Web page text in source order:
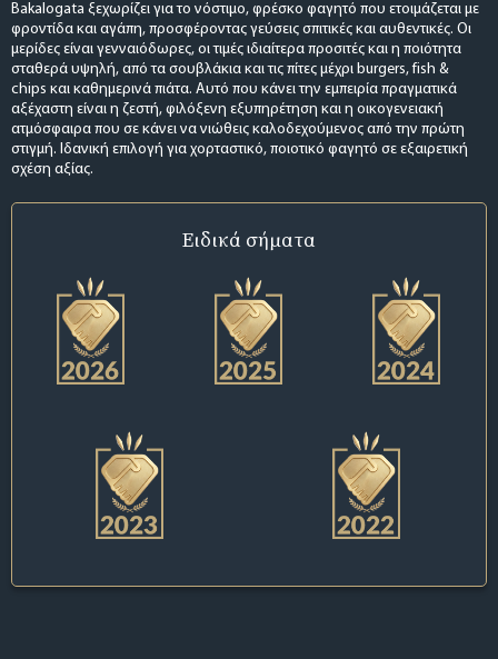
Bakalogata ξεχωρίζει για το νόστιμο, φρέσκο φαγητό που ετοιμάζεται με
φροντίδα και αγάπη, προσφέροντας γεύσεις σπιτικές και αυθεντικές. Οι
μερίδες είναι γενναιόδωρες, οι τιμές ιδιαίτερα προσιτές και η ποιότητα
σταθερά υψηλή, από τα σουβλάκια και τις πίτες μέχρι burgers, fish &
chips και καθημερινά πιάτα. Αυτό που κάνει την εμπειρία πραγματικά
αξέχαστη είναι η ζεστή, φιλόξενη εξυπηρέτηση και η οικογενειακή
ατμόσφαιρα που σε κάνει να νιώθεις καλοδεχούμενος από την πρώτη
στιγμή. Ιδανική επιλογή για χορταστικό, ποιοτικό φαγητό σε εξαιρετική
σχέση αξίας.
Ειδικά σήματα